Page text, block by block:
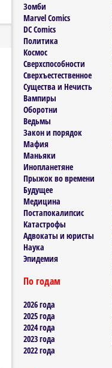
Зомби
Marvel Comics
DC Comics
Политика
Космос
Сверхспособности
Сверхъестественное
Существа и Нечисть
Вампиры
Оборотни
Ведьмы
Закон и порядок
Мафия
Маньяки
Инопланетяне
Прыжок во времени
Будущее
Медицина
Постапокалипсис
Катастрофы
Адвокаты и юристы
Наука
Эпидемия
По годам
2026 года
2025 года
2024 года
2023 года
2022 года